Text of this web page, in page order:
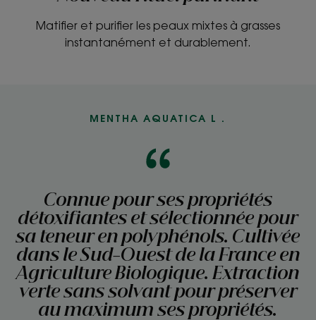
Matifier et purifier les peaux mixtes à grasses
instantanément et durablement.
MENTHA AQUATICA L .
Connue pour ses propriétés
détoxifiantes et sélectionnée pour
sa teneur en polyphénols. Cultivée
dans le Sud-Ouest de la France en
Agriculture Biologique. Extraction
verte sans solvant pour préserver
au maximum ses propriétés.